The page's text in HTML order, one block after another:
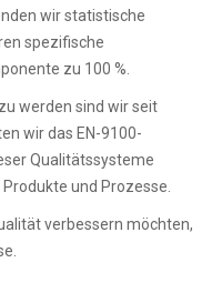
wir statistische
spezifische
zu 100 %.
werden sind wir seit
wir das EN-9100-
Qualitätssysteme
und Prozesse.
verbessern möchten,